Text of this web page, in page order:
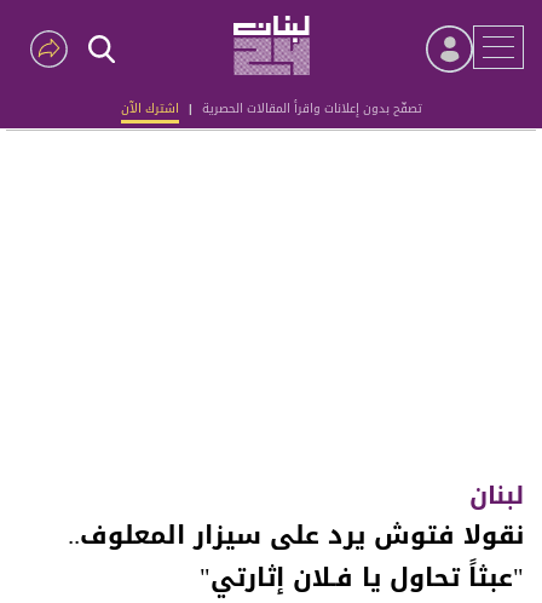
تصفّح بدون إعلانات واقرأ المقالات الحصرية | اشترك الآن
Advertisement
لبنان
نقولا فتوش يرد على سيزار المعلوف..
"عبثاً تحاول يا فـلان إثارتي"